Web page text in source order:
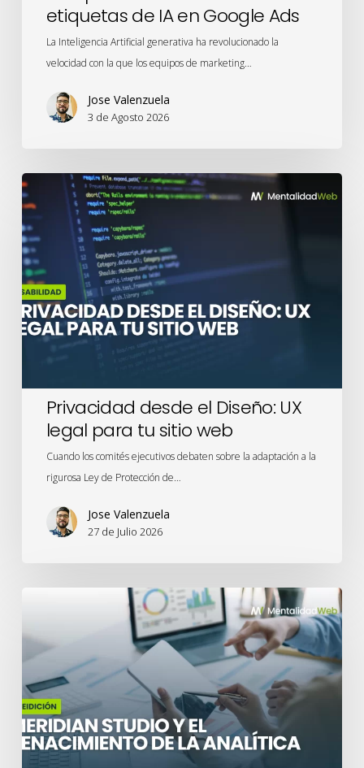
etiquetas de IA en Google Ads
La Inteligencia Artificial generativa ha revolucionado la
velocidad con la que los equipos de marketing…
Jose Valenzuela
3 de Agosto 2026
Privacidad
desde
el
Diseño:
UX
legal
para
tu
Privacidad desde el Diseño: UX
legal para tu sitio web
Cuando los comités ejecutivos debaten sobre la adaptación a la
rigurosa Ley de Protección de…
Jose Valenzuela
27 de Julio 2026
y
renacimiento
de
la
analítica